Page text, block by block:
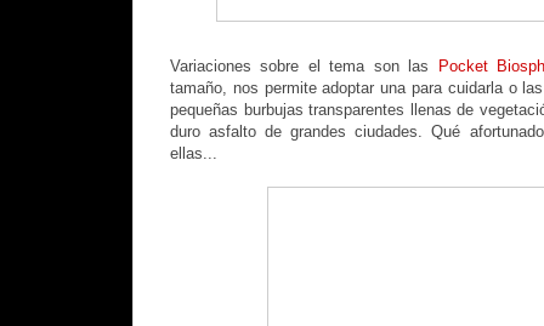
Variaciones sobre el tema son las
Pocket
tamaño, nos permite adoptar una para cuidarla o
pequeñas burbujas transparentes llenas de
duro asfalto de grandes ciudades. Qué
ellas...